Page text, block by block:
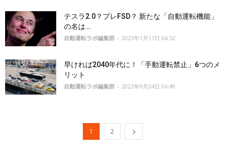
テスラ2.0？プレFSD？ 新たな「自動運転機能」
の名は…
自動運転ラボ編集部 - 2023年1月17日 06:52
早ければ2040年代に！「手動運転禁止」6つのメ
リット
自動運転ラボ編集部 - 2022年9月24日 06:49
1 2